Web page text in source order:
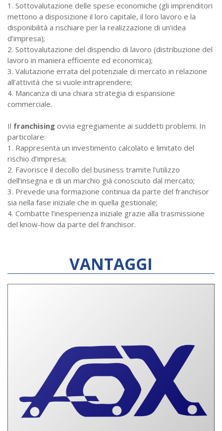
1. Sottovalutazione delle spese economiche (gli imprenditori
mettono a disposizione il loro capitale, il loro lavoro e la
disponibilità a rischiare per la realizzazione di un’idea
d’impresa);
2. Sottovalutazione del dispendio di lavoro (distribuzione del
lavoro in maniera efficiente ed economica);
3. Valutazione errata del potenziale di mercato in relazione
all’attività che si vuole intraprendere;
4. Mancanza di una chiara strategia di espansione
commerciale.
Il franchising ovvia egregiamente ai suddetti problemi. In
particolare:
1. Rappresenta un investimento calcolato e limitato del
rischio d’impresa;
2. Favorisce il decollo del business tramite l’utilizzo
dell’insegna e di un marchio già conosciuto dal mercato;
3. Prevede una formazione continua da parte del franchisor
sia nella fase iniziale che in quella gestionale;
4. Combatte l’inesperienza iniziale grazie alla trasmissione
del know-how da parte del franchisor.
VANTAGGI